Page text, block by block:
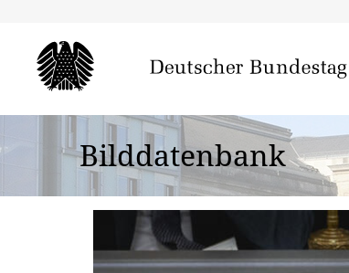
Bilddatenbank